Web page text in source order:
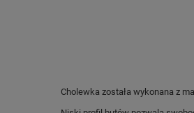
Cholewka została wykonana z